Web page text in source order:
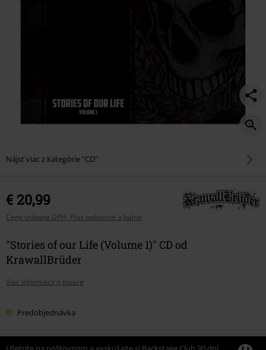
Nájsť viac z kategórie "CD"
€ 20,99
Ceny vrátane DPH, Plus poštovné a balné
"Stories of our Life (Volume 1)" CD od
KrawallBrüder
Viac informácií o tovare
Predobjednávka